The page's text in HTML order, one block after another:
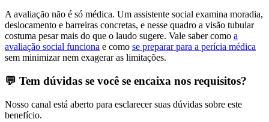
A avaliação não é só médica. Um assistente social examina moradia,
deslocamento e barreiras concretas, e nesse quadro a visão tubular
costuma pesar mais do que o laudo sugere. Vale saber como a
avaliação social funciona e como se preparar para a perícia médica
sem minimizar nem exagerar as limitações.
💬 Tem dúvidas se você se encaixa nos requisitos?
Nosso canal está aberto para esclarecer suas dúvidas sobre este
benefício.